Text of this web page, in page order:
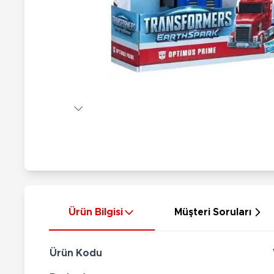
Nerf
Silahlar
Silah Setleri
Kılıç Setleri
Ürün Bilgisi Müşteri Soruları
Ürün Kodu